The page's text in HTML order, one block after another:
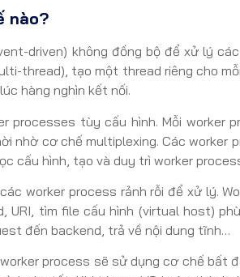
nào?
driven) không đồng bộ để xử lý
thread), tạo một thread riêng cho
hàng nghìn kết nối.
processes tùy cấu hình. Mỗi worker
nhờ cơ chế multiplexing. Các worker
cấu hình, tạo và duy trì worker
worker process rảnh rỗi để xử lý.
tìm file cấu hình (virtual host)
đến backend, trả về nội dung tĩnh…
process sẽ sử dụng cơ chế bất